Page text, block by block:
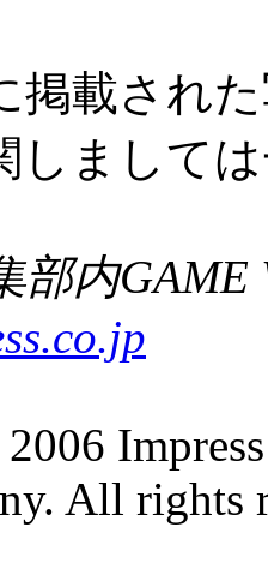
掲載され
しまして
部内GAME
All rights